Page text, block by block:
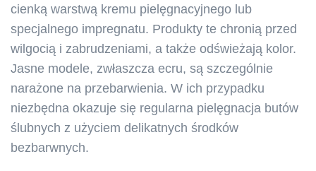
cienką warstwą kremu pielęgnacyjnego lub
specjalnego impregnatu. Produkty te chronią przed
wilgocią i zabrudzeniami, a także odświeżają kolor.
Jasne modele, zwłaszcza ecru, są szczególnie
narażone na przebarwienia. W ich przypadku
niezbędna okazuje się regularna pielęgnacja butów
ślubnych z użyciem delikatnych środków
bezbarwnych.